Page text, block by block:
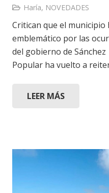
Haría, NOVEDADES
Critican que el
emblemático por las
del gobierno de
Popular ha vuelto a
LEER MÁS